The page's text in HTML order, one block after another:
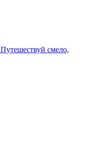
Путешествуй смело,